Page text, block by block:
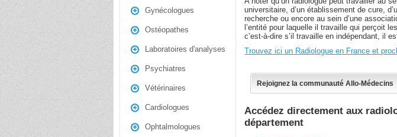
Gynécologues
Ostéopathes
Laboratoires d'analyses
Psychiatres
Vétérinaires
Cardiologues
Ophtalmologues
universitaire, d’un établissement de cure,
recherche ou encore au sein d’une
l’entité pour laquelle il travaille qui perçoit
c’est-à-dire s’il travaille en indépendant, il
Trouvez ici un Radiologue en France et
Rejoignez la communauté Allo-Médecins
Accédez directement aux
département